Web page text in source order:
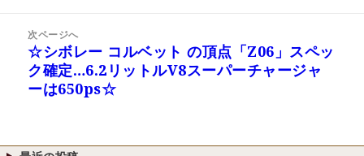
次ページへ
次
の
投
☆シボレー コルベット の頂点「Z06」スペッ
ク確定…6.2リットルV8スーパーチャージャ
ーは650ps☆